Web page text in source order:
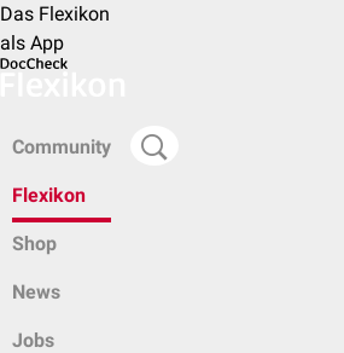
Das Flexikon
als App
Community
Flexikon
Shop
News
Jobs